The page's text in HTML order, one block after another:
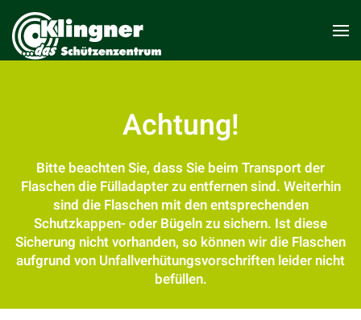
Achtung!
Bitte beachten Sie, dass Sie beim Transport der
Flaschen die Fülladapter zu entfernen sind. Weiterhin
sind die Flaschen mit den entsprechenden
Schutzkappen- oder Bügeln zu sichern. Ist diese
Sicherung nicht vorhanden, so können wir die Flaschen
aufgrund von Unfallverhütungsvorschriften leider nicht
befüllen.